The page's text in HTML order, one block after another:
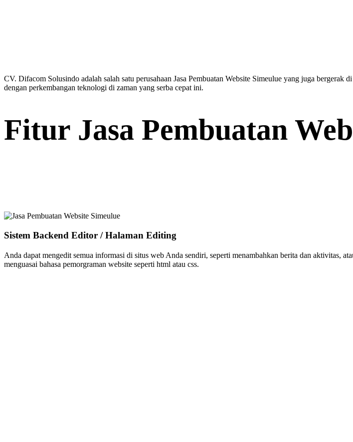
CV. Difacom Solusindo adalah salah satu perusahaan Jasa Pembuatan Website Simeulue yang juga
dengan perkembangan teknologi di zaman yang serba cepat ini.
Fitur Jasa Pembuatan
Sistem Backend Editor / Halaman Editing
Anda dapat mengedit semua informasi di situs web Anda sendiri, seperti menambahkan berita dan aktivitas,
menguasai bahasa pemorgraman website seperti html atau css.